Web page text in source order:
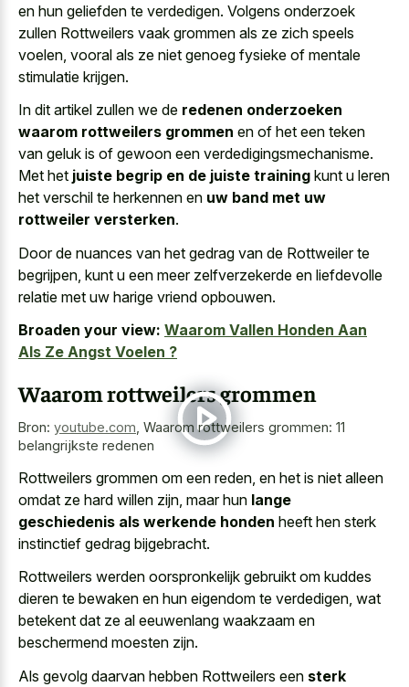
en hun geliefden te verdedigen. Volgens onderzoek
zullen Rottweilers vaak grommen als ze zich speels
voelen, vooral als ze niet genoeg fysieke of mentale
stimulatie krijgen.
In dit artikel zullen we de redenen onderzoeken
waarom rottweilers grommen en of het een teken
van geluk is of gewoon een verdedigingsmechanisme.
Met het juiste begrip en de juiste training kunt u leren
het verschil te herkennen en uw band met uw
rottweiler versterken.
Door de nuances van het gedrag van de Rottweiler te
begrijpen, kunt u een meer zelfverzekerde en liefdevolle
relatie met uw harige vriend opbouwen.
Broaden your view: Waarom Vallen Honden Aan
Als Ze Angst Voelen ?
Waarom rottweilers grommen
Bron: youtube.com Waarom rottweilers grommen: 11
belangrijkste redenen
Rottweilers grommen om een reden, en het is niet alleen
omdat ze hard willen zijn, maar hun lange
geschiedenis als werkende honden heeft hen sterk
instinctief gedrag bijgebracht.
Rottweilers werden oorspronkelijk gebruikt om kuddes
dieren te bewaken en hun eigendom te verdedigen, wat
betekent dat ze al eeuwenlang waakzaam en
beschermend moesten zijn.
Als gevolg daarvan hebben Rottweilers een sterk